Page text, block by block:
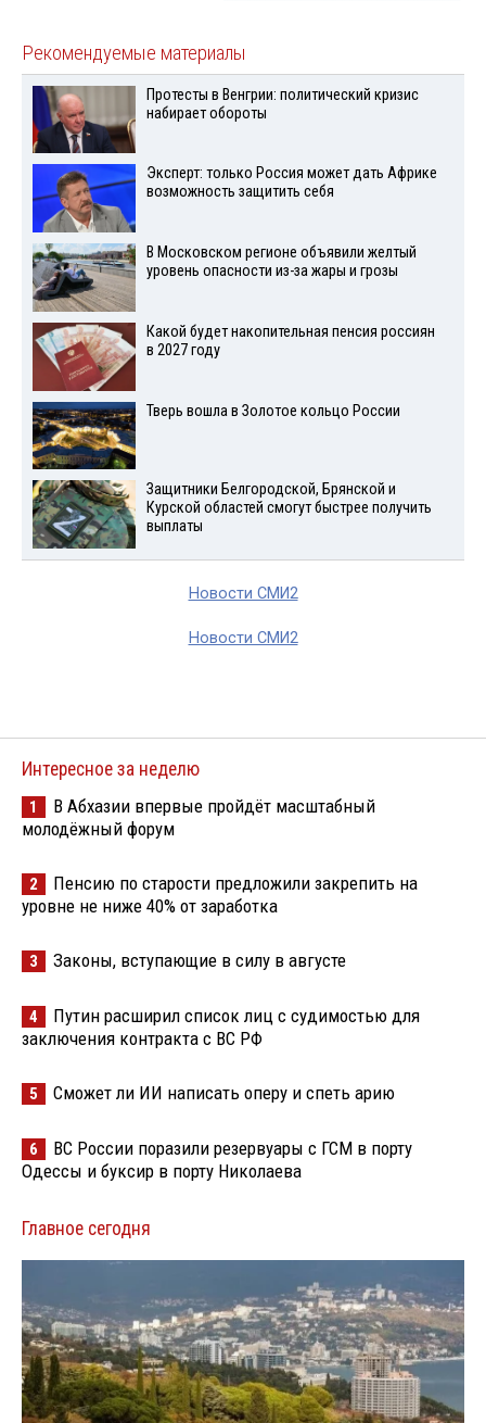
Рекомендуемые материалы
Протесты в Венгрии: политический кризис
набирает обороты
Эксперт: только Россия может дать Африке
возможность защитить себя
В Московском регионе объявили желтый
уровень опасности из-за жары и грозы
Какой будет накопительная пенсия россиян
в 2027 году
Тверь вошла в Золотое кольцо России
Защитники Белгородской, Брянской и
Курской областей смогут быстрее получить
выплаты
Новости СМИ2
Новости СМИ2
Интересное за неделю
1
В Абхазии впервые пройдёт масштабный
молодёжный форум
2
Пенсию по старости предложили закрепить на
уровне не ниже 40% от заработка
3 Законы, вступающие в силу в августе
4
Путин расширил список лиц с судимостью для
заключения контракта с ВС РФ
5 Сможет ли ИИ написать оперу и спеть арию
6
ВС России поразили резервуары с ГСМ в порту
Одессы и буксир в порту Николаева
Главное сегодня